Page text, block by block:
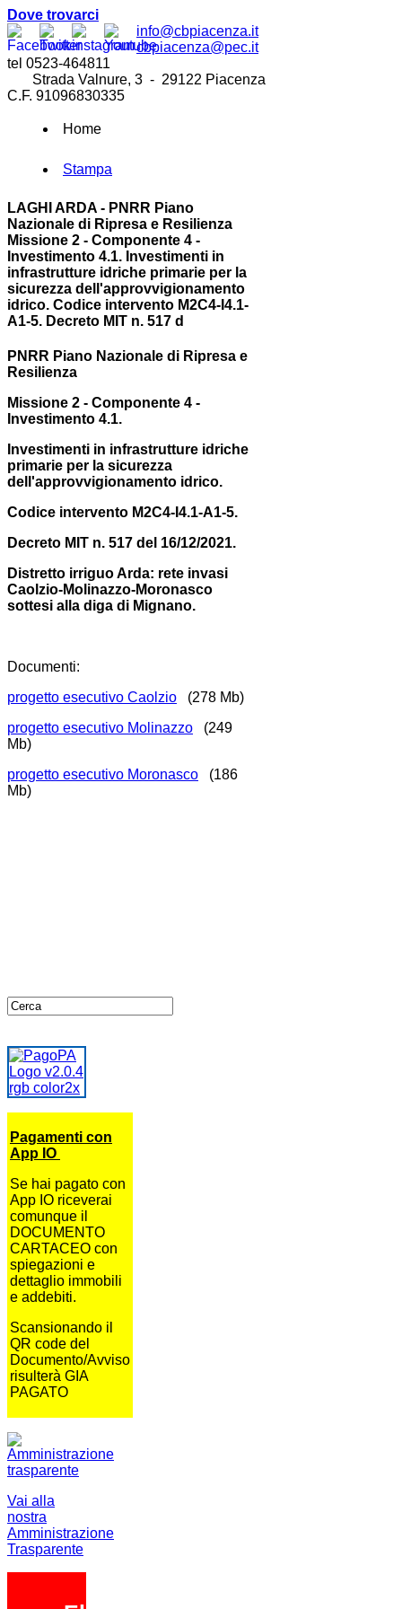
Dove trovarci
info@cbpiacenza.it
cbpiacenza@pec.it
tel 0523-464811
Strada Valnure, 3 - 29122 Piacenza
C.F. 91096830335
Home
Stampa
LAGHI ARDA - PNRR Piano
Nazionale di Ripresa e Resilienza
Missione 2 - Componente 4 -
Investimento 4.1. Investimenti in
infrastrutture idriche primarie per la
sicurezza dell'approvvigionamento
idrico. Codice intervento M2C4-I4.1-
A1-5. Decreto MIT n. 517 d
PNRR Piano Nazionale di Ripresa e
Resilienza
Missione 2 - Componente 4 -
Investimento 4.1.
Investimenti in infrastrutture idriche
primarie per la sicurezza
dell'approvvigionamento idrico.
Codice intervento M2C4-I4.1-A1-5.
Decreto MIT n. 517 del 16/12/2021.
Distretto irriguo Arda: rete invasi
Caolzio-Molinazzo-Moronasco
sottesi alla diga di Mignano.
Documenti:
progetto esecutivo Caolzio (278 Mb)
progetto esecutivo Molinazzo (249
Mb)
progetto esecutivo Moronasco (186
Mb)
Pagamenti con
App IO
Se hai pagato con
App IO riceverai
comunque il
DOCUMENTO
CARTACEO con
spiegazioni e
dettaglio immobili
e addebiti.
Scansionando il
QR code del
Documento/Avviso
risulterà GIA
PAGATO
Vai alla
nostra
Amministrazione
Trasparente